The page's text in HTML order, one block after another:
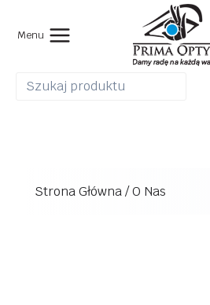
Menu
Strona Główna/O Nas